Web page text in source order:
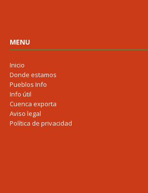
MENU
Inicio
Donde estamos
Pueblos Info
Info útil
Cuenca exporta
Aviso legal
Política de privacidad